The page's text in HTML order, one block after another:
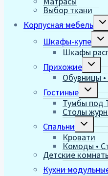
Выбор ткани
Корпусная мебель
Шкафы-купе
Шкафы
Прихожие
меню
Обувницы
Гостиные
меню
Тумбы под
Столы
Спальни
дочернее
меню
Кровати
Комоды •
Детские
Кухни